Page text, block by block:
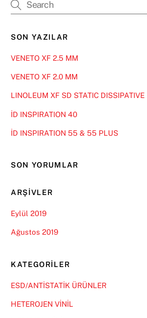
SON YAZILAR
VENETO XF 2.5 MM
VENETO XF 2.0 MM
LINOLEUM XF SD STATIC DISSIPATIVE
İD INSPIRATION 40
İD INSPIRATION 55 & 55 PLUS
SON YORUMLAR
ARŞIVLER
Eylül 2019
Ağustos 2019
KATEGORILER
ESD/ANTİSTATİK ÜRÜNLER
HETEROJEN VİNİL